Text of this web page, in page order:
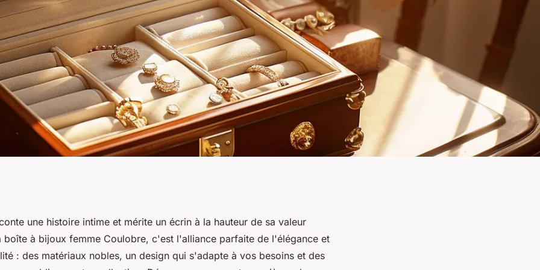
boîte à bijoux
une histoire intime et mérite un écrin à la hauteur de sa valeur
boîte à bijoux femme Coulobre, c'est l'alliance parfaite de l'élégance et
: des matériaux nobles, un design qui s'adapte à vos besoins et des